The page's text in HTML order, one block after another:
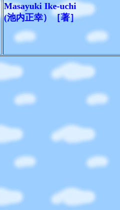
Masayuki Ike-uchi
(池内正幸）［著］